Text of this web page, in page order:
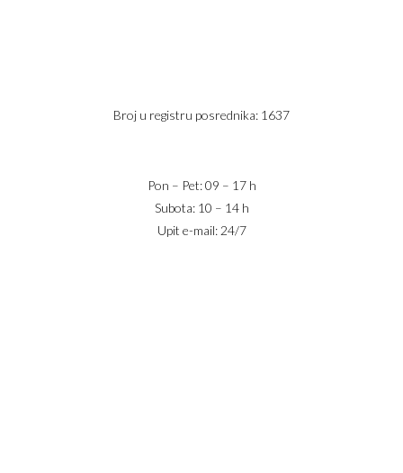
Broj u registru posrednika: 1637
Pon – Pet: 09 – 17 h
Subota: 10 – 14 h
Upit e-mail: 24/7